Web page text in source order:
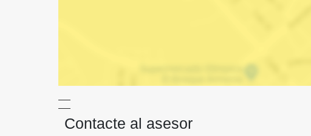
Contacte al asesor